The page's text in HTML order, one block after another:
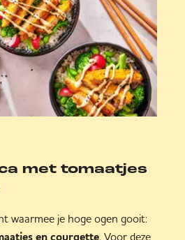
met tomaatjes
waarmee je hoge ogen gooit:
. Voor deze